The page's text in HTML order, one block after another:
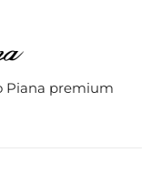
Piana premium